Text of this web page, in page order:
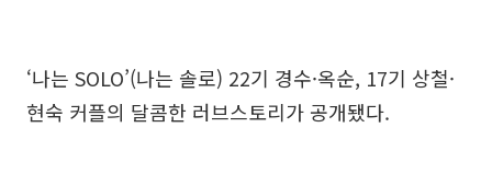
‘나는 SOLO’(나는 솔로) 22기 경수·옥순, 17기 상철·
현숙 커플의 달콤한 러브스토리가 공개됐다.